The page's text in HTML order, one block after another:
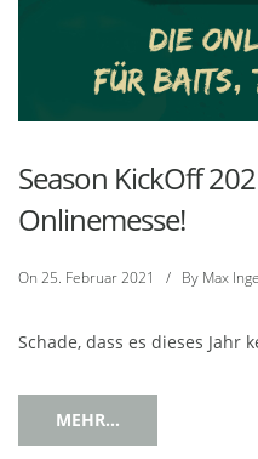
Season KickOff
Onlinemesse!
On 25. Februar 2021 / By Max
Schade, dass es dieses Jahr
MEHR...